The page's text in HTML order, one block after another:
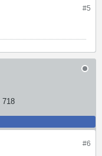
#5
718
#6